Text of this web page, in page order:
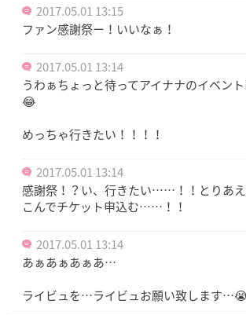
2017.05.01 13:15
ファン感謝祭ー！いいなぁ！
2017.05.01 13:14
うわぁちょっと待ってアイナナのイベン
😂
めっちゃ行きたい！！！！
2017.05.01 13:14
感謝祭！？い、行きたい……！！とりあ
こんでチケット申込む……！！
2017.05.01 13:14
あぁあぁあぁあ…
ライビュを…ライビュお願い致します